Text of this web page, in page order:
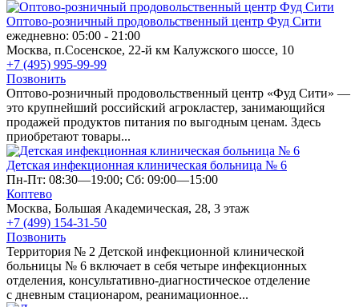
Оптово-розничный продовольственный центр Фуд Сити
ежедневно: 05:00 - 21:00
Москва, п.Сосенское, 22-й км Калужского шоссе, 10
+7 (495) 995-99-99
Позвонить
Оптово-розничный продовольственный центр «Фуд Сити» —
это крупнейший российский агрокластер, занимающийся
продажей продуктов питания по выгодным ценам. Здесь
приобретают товары...
Детская инфекционная клиническая больница № 6
Пн-Пт: 08:30—19:00; Сб: 09:00—15:00
Коптево
Москва, Большая Академическая, 28, 3 этаж
+7 (499) 154-31-50
Позвонить
Территория № 2 Детской инфекционной клинической
больницы № 6 включает в себя четыре инфекционных
отделения, консультативно-диагностическое отделение
с дневным стационаром, реанимационное...